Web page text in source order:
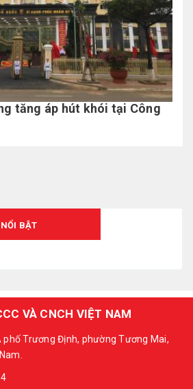
tăng áp hút khói tại Công
BẬT
VÀ CNCH VIỆT NAM
phố Trương Định, phường Tương Mai,